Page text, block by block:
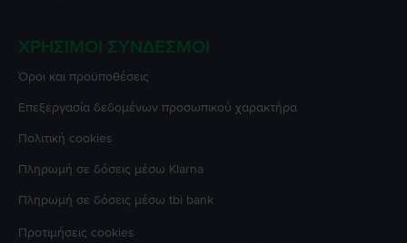
ΧΡΉΣΙΜΟΙ ΣΎΝΔΕΣΜΟΙ
Όροι και προϋποθέσεις
Επεξεργασία δεδομένων προσωπικού χαρακτήρα
Πολιτική cookies
Πληρωμή σε δόσεις μέσω Klarna
Πληρωμή σε δόσεις μέσω tbi bank
Προτιμήσεις cookies